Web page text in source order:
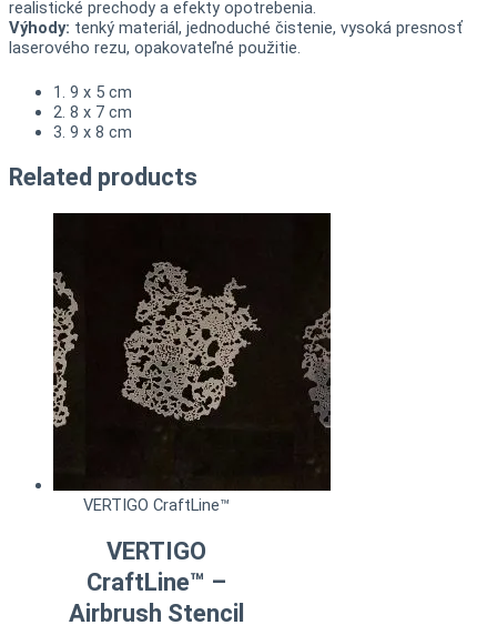
realistické prechody a efekty opotrebenia.
Výhody: tenký materiál, jednoduché čistenie, vysoká presnosť
laserového rezu, opakovateľné použitie.
1. 9 x 5 cm
2. 8 x 7 cm
3. 9 x 8 cm
Related products
VERTIGO CraftLine™
VERTIGO
CraftLine™ –
Airbrush Stencil